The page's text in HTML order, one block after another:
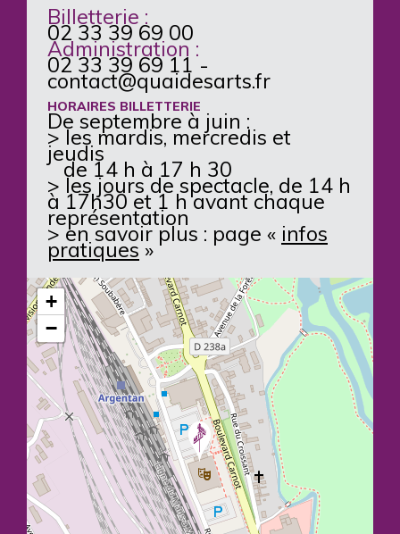
Billetterie :
02 33 39 69 00
Administration :
02 33 39 69 11-
contact@quaidesarts.fr
HORAIRES BILLETTERIE
De septembre à juin :
> les mardis, mercredis et
jeudis
de 14 h à 17 h 30
> les jours de spectacle, de 14 h
à 17h30 et 1 h avant chaque
représentation
> en savoir plus : page « infos
pratiques»
+
−